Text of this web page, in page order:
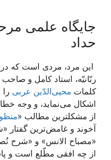
جایگاه علمی
حداد
اين مرد، مردى است كه
ربّانيّه، استاد كامل و
كلمات محيى‌الدّين عربى
اشكال می‌‏نمايد، و وجه
از مشكلترين مطالب «
آخوند و غامض‏‌ترين
«مصباح الانس» و «شرح
از چه افقى مطّلع است و